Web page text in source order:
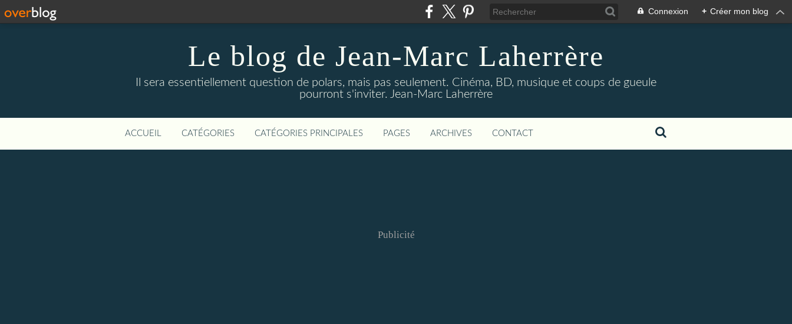
Connexion + Créer mon blog
Le blog de Jean-Marc Laherrère
Il sera essentiellement question de polars, mais pas seulement. Cinéma, BD, musique et coups de gueule
pourront s'inviter. Jean-Marc Laherrère
ACCUEIL CATÉGORIES CATÉGORIES PRINCIPALES PAGES ARCHIVES CONTACT
Publicité